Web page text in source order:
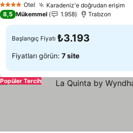
4 Yıldız Otel Karadeniz'e doğrudan erişim
8,5 Mükemmel 1.958 Trabzon
Başlangıç Fiyatı ₺3.193
Fiyatları görün: 7 site
Popüler Tercih